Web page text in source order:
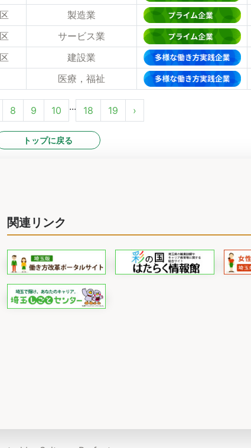
製造業
サービス業
建設業
医療，福祉
8 9 10 ... 18 19 ›
トップに戻る
関連リンク